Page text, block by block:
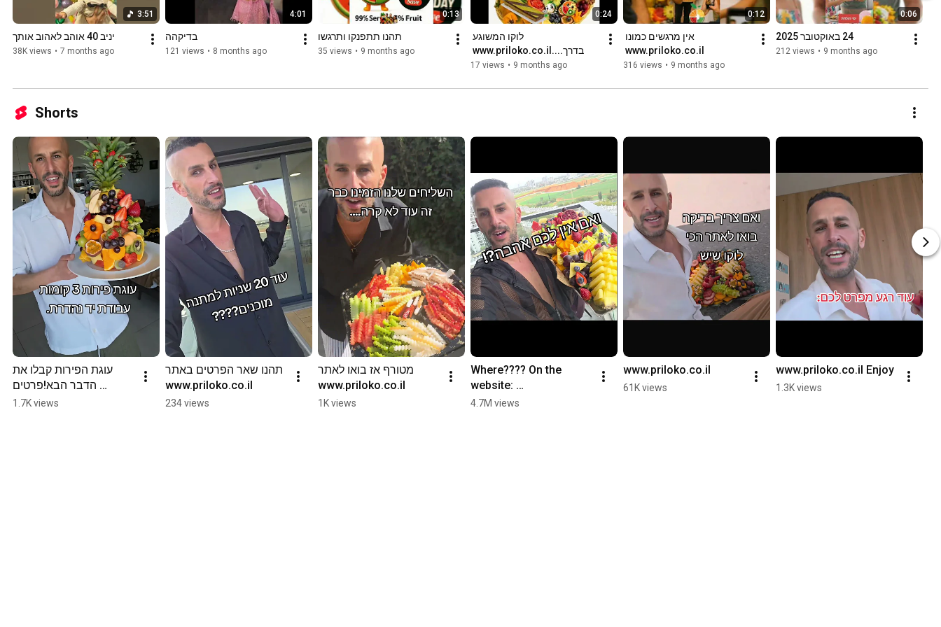
3:51
יניב 40 אוהב לאהוב אותך
38K views • 7 months ago
4:01
בדיקהה
121 views • 8 months ago
0:13
תהנו תתפנקו ותרגשו
35 views • 9 months ago
0:24
בדרך....www.priloko.co.il
17 views • 9 months ago
0:12
www.priloko.co.il
316 views • 9 months ago
0:06
24 באוקטובר 2025
212 views • 9 months ago
Shorts
עוגת הפירות קבלו את
הדבר הבא!פרטים
באתר:www.priloko.co.il1.7K views
תהנו שאר הפרטים באתר
www.priloko.co.il
234 views
מטורף אז בואו לאתר
www.priloko.co.il
1K views
Where???? On the
website:
Www.priloko.co.il You
4.7M views
www.priloko.co.il
61K views
www.priloko.co.il Enjoy
1.3K views